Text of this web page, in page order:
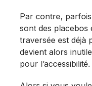
Par contre,
sont des placebos
traversée est déjà
devient alors
pour l’accessibilité.